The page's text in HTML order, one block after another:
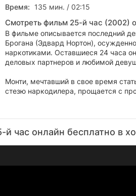
Время:
135 мин. / 02:15
Смотреть фильм 25-й час (2002)
В фильме описывается последний
Брогана (Эдвард Нортон),
наркотиками. Оставшиеся 24 часа
деловых партнеров и любимой
Монти, мечтавший в свое время
стезю наркодилера, прощается с
й час онлайн бесплатно в